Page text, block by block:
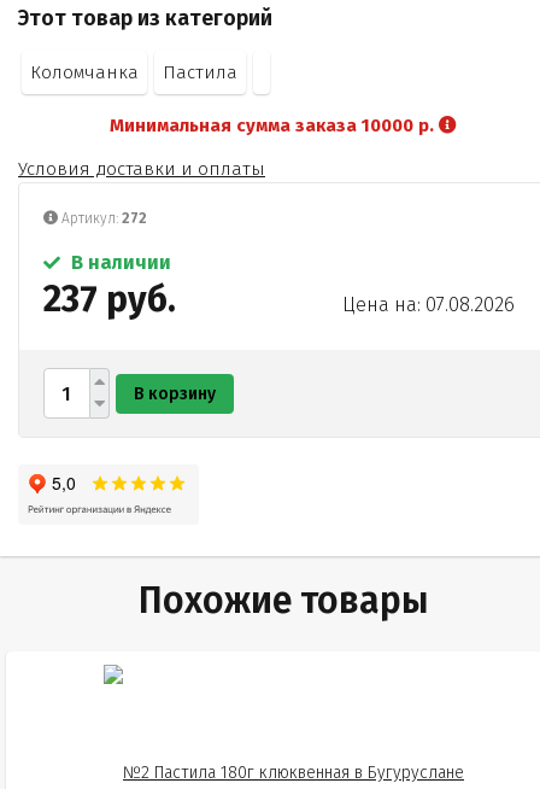
Этот товар из категорий
Коломчанка Пастила
Минимальная сумма заказа 10000 р.
Условия доставки и оплаты
Артикул: 272
В наличии
237 руб. Цена на: 07.08.2026
В корзину
Похожие товары